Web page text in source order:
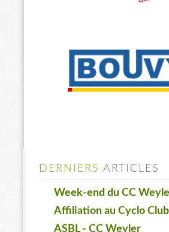
DERNIERS ARTICLES
Week-end du CC
Affiliation au Cyclo
ASBL - CC Weyler